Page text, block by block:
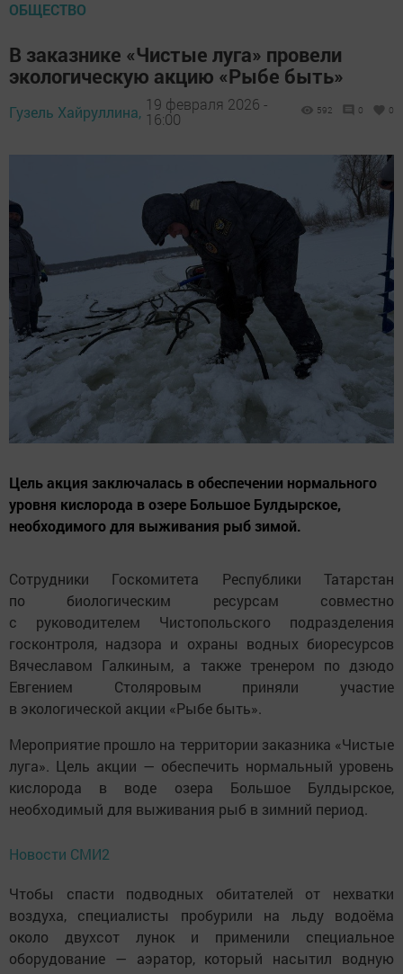
ОБЩЕСТВО
В заказнике «Чистые луга» провели
экологическую акцию «Рыбе быть»
Гузель Хайруллина, 19 февраля 2026 -
16:00
592 0 0
Цель акция заключалась в обеспечении нормального
уровня кислорода в озере Большое Булдырское,
необходимого для выживания рыб зимой.
Сотрудники Госкомитета Республики Татарстан
по биологическим ресурсам совместно
с руководителем Чистопольского подразделения
госконтроля, надзора и охраны водных биоресурсов
Вячеславом Галкиным, а также тренером по дзюдо
Евгением Столяровым приняли участие
в экологической акции «Рыбе быть».
Мероприятие прошло на территории заказника «Чистые
луга». Цель акции — обеспечить нормальный уровень
кислорода в воде озера Большое Булдырское,
необходимый для выживания рыб в зимний период.
Новости СМИ2
Чтобы спасти подводных обитателей от нехватки
воздуха, специалисты пробурили на льду водоёма
около двухсот лунок и применили специальное
оборудование — аэратор, который насытил водную